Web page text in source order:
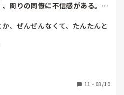
周りの同僚に不信感がある。こ
、ぜんぜんなくて、たんたんと
ときめきもないし。腐ってる気
司にはきをつかうし、まわりの
11 ・ 03/10